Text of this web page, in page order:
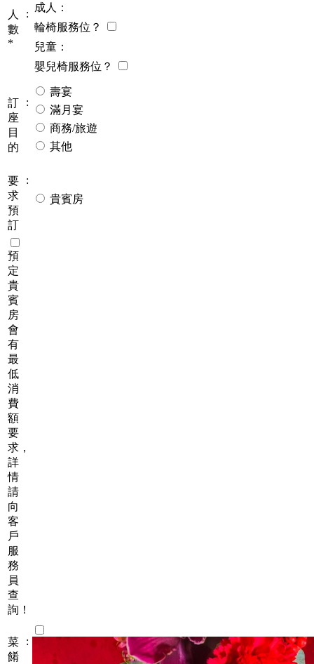
人
數
*
:
成人：
輪椅服務位？
兒童：
嬰兒椅服務位？
訂
座
目
的
:
壽宴
滿月宴
商務/旅遊
其他
要
求
預
訂
:
貴賓房
預
定
貴
賓
房
會
有
最
低
消
費
額
要
求，
詳
情
請
向
客
戶
服
務
員
查
詢！
菜
餚
: